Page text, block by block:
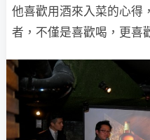
他喜歡用酒來入菜的心得
者，不僅是喜歡喝，更喜